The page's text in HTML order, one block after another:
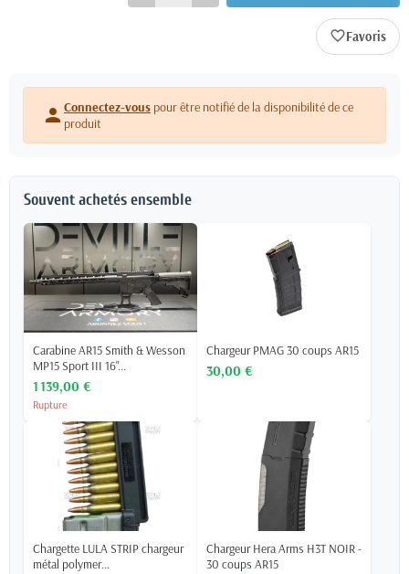
favorite_border
person Connectez-vous pour être notifié de la disponibilité de ce
produit
Souvent achetés ensemble
Carabine AR15 Smith & Wesson
MP15 Sport III 16"...
1 139,00 €
Rupture
Chargeur PMAG 30 coups AR15
30,00 €
Chargette LULA STRIP chargeur
métal polymer...
Chargeur Hera Arms H3T NOIR -
30 coups AR15